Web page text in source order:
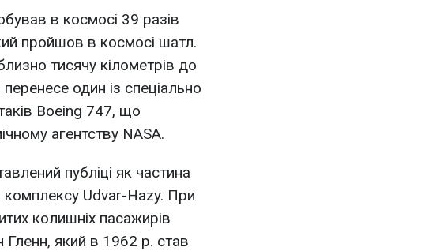
в космосі 39 разів
пройшов в космосі шатл.
тисячу кілометрів до
один із спеціально
Boeing 747, що
агентству NASA.
публіці як частина
комплексу Udvar-Hazy. При
колишніх пасажирів
який в 1962 р. став